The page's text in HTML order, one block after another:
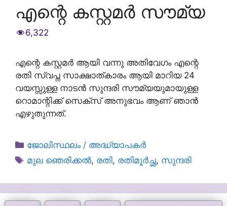
എന്റെ കസ്റ്റമർ സൗമ്യ
6,322
എന്റെ കസ്റ്റമർ ആയി വന്നു അതിവേഗം എന്റെ
രതി സ്വപ്ന സാക്ഷാത്കാരം ആയി മാറിയ 24
വയസ്സുള്ള നാടൻ സുന്ദരി സൗമ്യയുമായുള്ള
റൊമാന്റിക്ക് സെക്സ് അനുഭവം ആണ് ഞാൻ
എഴുതുന്നത്.
Categories
ജോലിസ്ഥലം / അദ്ധ്യാപകർ
Tags
മുല ഞെരിക്കൽ, രതി, രതിമൂര്‍ച്ഛ, സുന്ദരി